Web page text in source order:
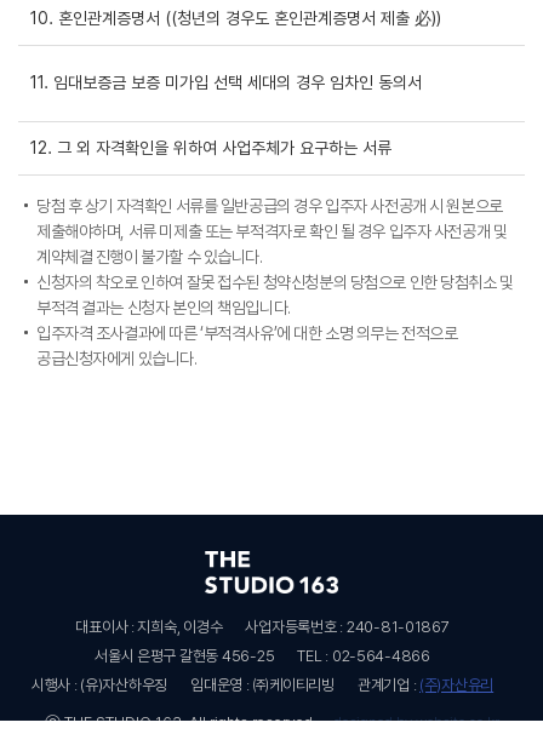
10. 혼인관계증명서 ((청년의 경우도 혼인관계증명서 제출 必))
11. 임대보증금 보증 미가입 선택 세대의 경우 임차인 동의서
12. 그 외 자격확인을 위하여 사업주체가 요구하는 서류
당첨 후 상기 자격확인 서류를 일반공급의 경우 입주자 사전공개 시 원본으로
제출해야하며, 서류 미제출 또는 부적격자로 확인 될 경우 입주자 사전공개 및
계약체결 진행이 불가할 수 있습니다.
신청자의 착오로 인하여 잘못 접수된 청약신청분의 당첨으로 인한 당첨취소 및
부적격 결과는 신청자 본인의 책임입니다.
입주자격 조사결과에 따른 ‘부적격사유’에 대한 소명 의무는 전적으로
공급신청자에게 있습니다.
대표이사 : 지희숙, 이경수
사업자등록번호 : 240-81-01867
서울시 은평구 갈현동 456-25
TEL : 02-564-4866
시행사 : (유)자산하우징
임대운영 : ㈜케이티리빙 관계기업 : (주)자산유리
ⓒ THE STUDIO 163. All rights reserved. designed by website.co.kr